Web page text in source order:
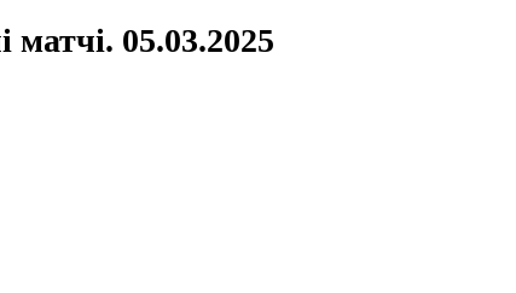
матчі. 05.03.2025